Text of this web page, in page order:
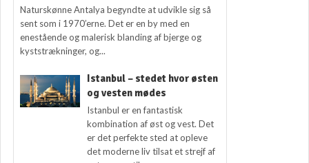
Naturskønne Antalya begyndte at udvikle sig så
sent som i 1970’erne. Det er en by med en
enestående og malerisk blanding af bjerge og
kyststrækninger, og...
Istanbul – stedet hvor østen
og vesten mødes
Istanbul er en fantastisk
kombination af øst og vest. Det
er det perfekte sted at opleve
det moderne liv tilsat et strejf af